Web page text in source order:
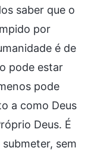
saber que o
por
é de
pode estar
pode
a como Deus
Deus. É
sem